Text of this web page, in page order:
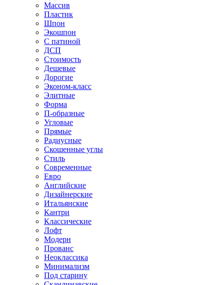
Массив
Пластик
Шпон
Экошпон
С патиной
ДСП
Стоимость
Дешевые
Дорогие
Эконом-класс
Элитные
Форма
П-образные
Угловые
Прямые
Радиусные
Скошенные углы
Стиль
Современные
Евро
Английские
Дизайнерские
Итальянские
Кантри
Классические
Лофт
Модерн
Прованс
Неоклассика
Минимализм
Под старину